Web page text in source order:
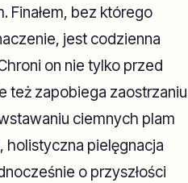
Finałem, bez którego
jest codzienna
on nie tylko przed
też zapobiega zaostrzaniu
ciemnych plam
holistyczna pielęgnacja
o przyszłości